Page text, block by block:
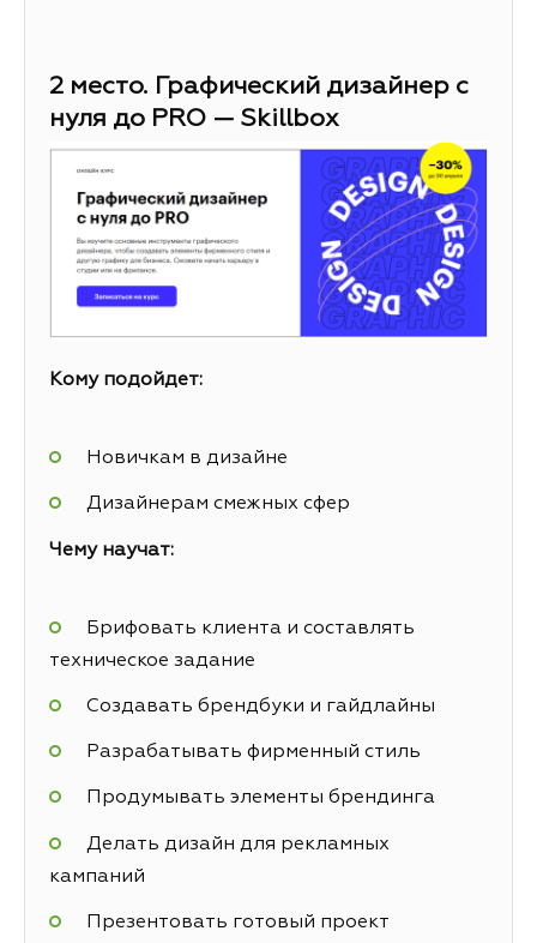
2 место. Графический дизайнер с
нуля до PRO — Skillbox
Кому подойдет:
Новичкам в дизайне
Дизайнерам смежных сфер
Чему научат:
Брифовать клиента и составлять
техническое задание
Создавать брендбуки и гайдлайны
Разрабатывать фирменный стиль
Продумывать элементы брендинга
Делать дизайн для рекламных
кампаний
Презентовать готовый проект